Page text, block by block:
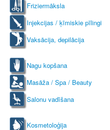
Friziermāksla
Injekcijas / ķīmiskie pīlingi
Vaksācija, depilācija
Nagu kopšana
Masāža / Spa / Beauty
Salonu vadīšana
Kosmetoloģija